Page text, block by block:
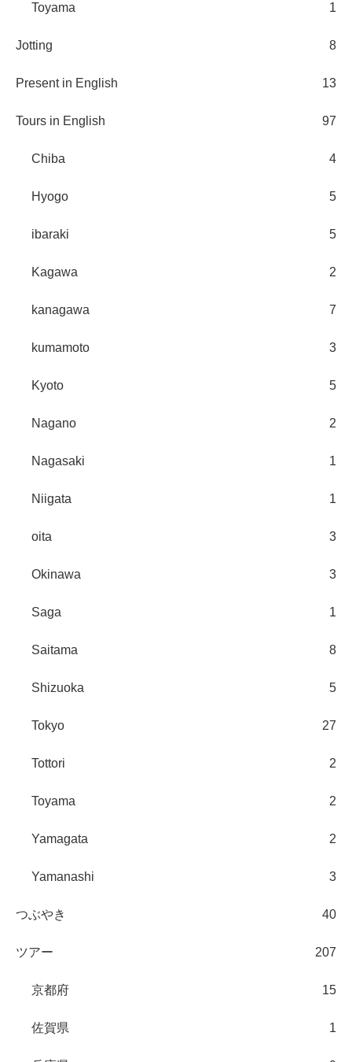
Toyama 1
Jotting 8
Present in English 13
Tours in English 97
Chiba 4
Hyogo 5
ibaraki 5
Kagawa 2
kanagawa 7
kumamoto 3
Kyoto 5
Nagano 2
Nagasaki 1
Niigata 1
oita 3
Okinawa 3
Saga 1
Saitama 8
Shizuoka 5
Tokyo 27
Tottori 2
Toyama 2
Yamagata 2
Yamanashi 3
つぶやき 40
ツアー 207
京都府 15
佐賀県 1